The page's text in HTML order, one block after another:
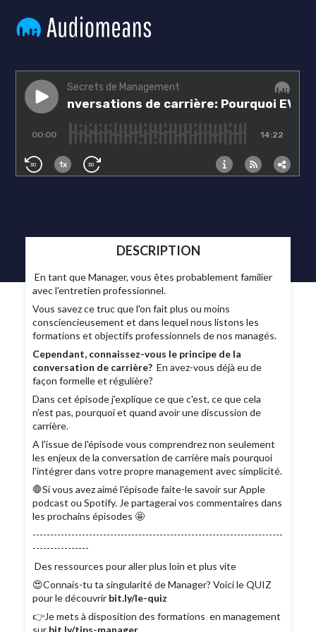
DESCRIPTION
En tant que Manager, vous êtes probablement familier
avec l'entretien professionnel.
Vous savez ce truc que l'on fait plus ou moins
consciencieusement et dans lequel nous listons les
formations et objectifs professionnels de nos managés.
Cependant, connaissez-vous le principe de la
conversation de carrière? En avez-vous déjà eu de
façon formelle et régulière?
Dans cet épisode j'explique ce que c'est, ce que cela
n'est pas, pourquoi et quand avoir une discussion de
carrière.
A l'issue de l'épisode vous comprendrez non seulement
les enjeux de la conversation de carrière mais pourquoi
l'intégrer dans votre propre management avec simplicité.
🛑Si vous avez aimé l'épisode faite-le savoir sur Apple
podcast ou Spotify. Je partagerai vos commentaires dans
les prochains épisodes 🤩
-----------------------------------------------------------------------
----------------
Des ressources pour aller plus loin et plus vite
😍Connais-tu ta singularité de Manager? Voici le QUIZ
pour le découvrir bit.ly/le-quiz
👉Je mets à disposition des formations en management